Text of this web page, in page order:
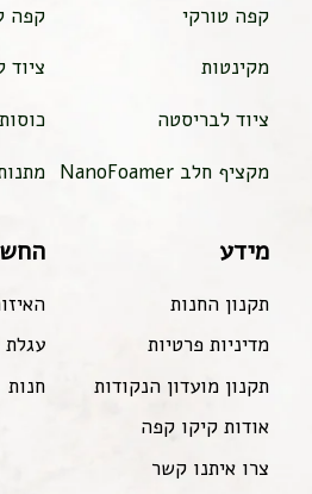
קפה טורקי
קפה
מקינטות
ציוד לבריסטה
מקציף חלב NanoFoamer
מידע
תקנון החנות
מדיניות פרטיות
תקנון מועדון הנקודות
אודות קיקו קפה
צרו איתנו קשר
עגלת
חנות